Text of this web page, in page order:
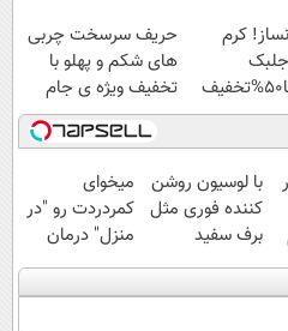
کرم
حریف سرسخت چربی
های شکم و پهلو با
تخفیف ویژه ی جام
جهانی
با لوسیون روشن
کننده فوری مثل
برف سفید
شو50%تخفیف
میخوای
کمردردت رو "در
منزل" درمان
کنی؟ (◂فیلم +
◂پرسش‌نامه)